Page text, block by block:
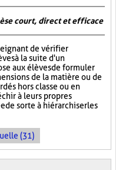
court, direct et efficace
de vérifier
à la suite d'un
aux élèves de formuler
de la matière ou de
hors classe ou en
à leurs propres
sorte à hiérarchiser les
(31)